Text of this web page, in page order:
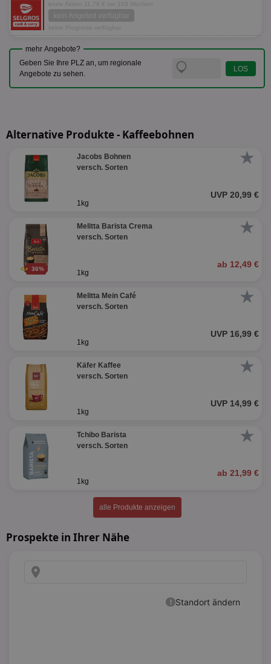
letzte Aktion 11,76 € vor 103 Wochen
kein Angebot verfügbar
keine Prognose verfügbar
mehr Angebote?
Geben Sie Ihre PLZ an, um regionale
Angebote zu sehen.
Alternative Produkte - Kaffeebohnen
★
Jacobs Bohnen
versch. Sorten
UVP 20,99 €
1kg
★
36%
Melitta Barista Crema
versch. Sorten
ab 12,49 €
1kg
★
Melitta Mein Café
versch. Sorten
UVP 16,99 €
1kg
★
Käfer Kaffee
versch. Sorten
UVP 14,99 €
1kg
★
Tchibo Barista
versch. Sorten
ab 21,99 €
1kg
alle Produkte anzeigen
Prospekte in Ihrer Nähe